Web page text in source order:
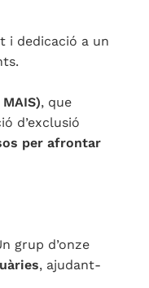
i dedicació a un
, que
d’exclusió
per afrontar
grup d’onze
, ajudant-